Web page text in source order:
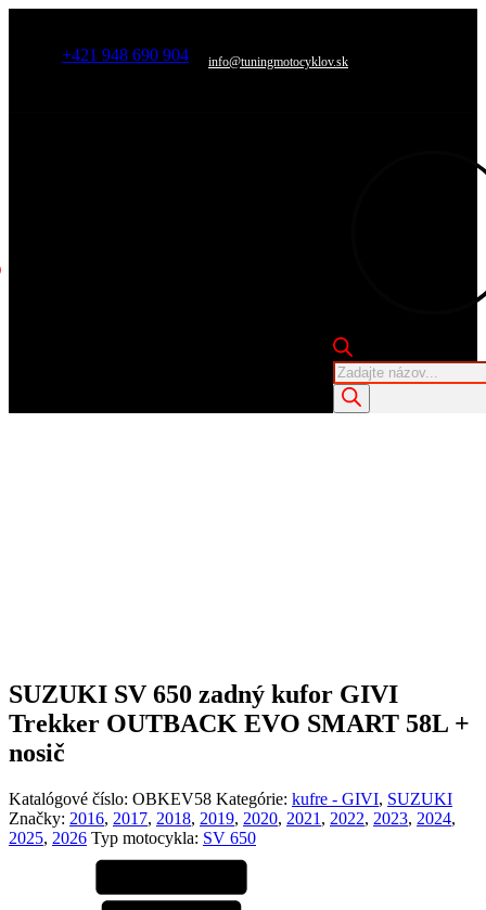
+421 948 690 904 info@tuningmotocyklov.sk
Products
search
SUZUKI SV 650 zadný kufor GIVI
Trekker OUTBACK EVO SMART 58L +
nosič
Katalógové číslo: OBKEV58 Kategórie: kufre - GIVI, SUZUKI
Značky: 2016, 2017, 2018, 2019, 2020, 2021 , 2022, 2023, 2024,
2025, 2026 Typ motocykla: SV 650